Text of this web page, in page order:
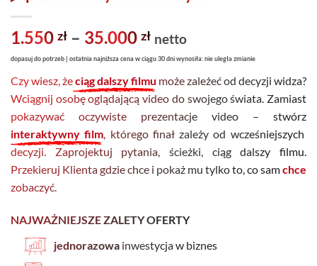
1.550 zł – 35.000 złZakres
cen:
1.550 zł
do
35.000 zł
netto
dopasuj do potrzeb | ostatnia najniższa cena w ciągu 30 dni wynosiła: nie uległa zmianie
Czy wiesz, żeciąg dalszy filmu może zależeć od decyzji widza?
Wciągnij osobę oglądającą video do swojego świata. Zamiast
pokazywać oczywiste prezentacje video – stwórz
interaktywny film, którego finał zależy od wcześniejszych
decyzji. Zaprojektuj pytania, ścieżki, ciąg dalszy filmu.
Przekieruj Klienta gdzie chce i pokaż mu tylko to, co samchce
zobaczyć.
NAJWAŻNIEJSZE ZALETY OFERTY
jednorazowa inwestycja w biznes